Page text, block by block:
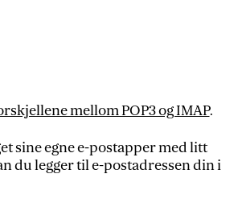
mellom POP3 og IMAP.
sine egne e-postapper med litt
du legger til e-postadressen din i